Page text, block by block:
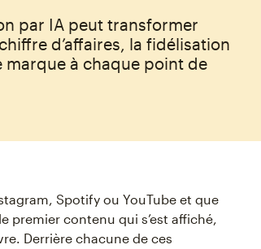
par IA peut transformer
d’affaires, la fidélisation
à chaque point de
Spotify ou YouTube et que
premier contenu qui s’est affiché,
Derrière chacune de ces